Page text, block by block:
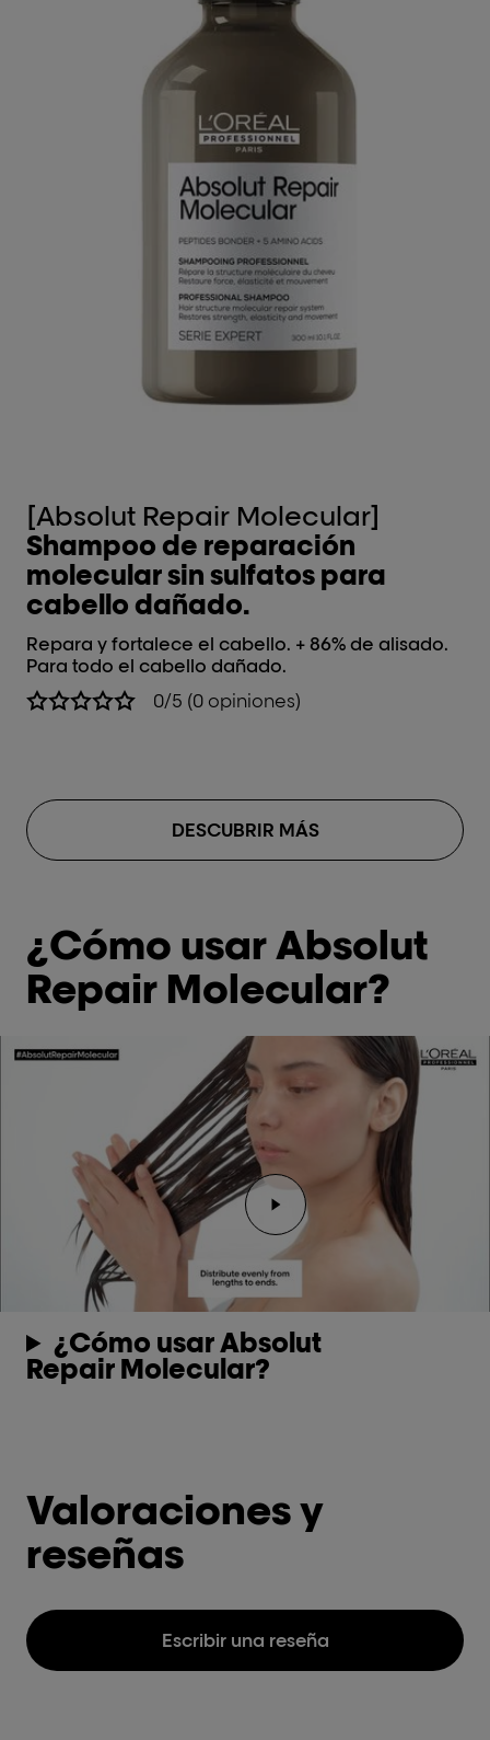
[Absolut Repair Molecular]
Shampoo de reparación
molecular sin sulfatos para
cabello dañado.
Repara y fortalece el cabello. + 86% de alisado.
Para todo el cabello dañado.
0/5 (0 opiniones)
DESCUBRIR MÁS
¿Cómo usar Absolut
Repair Molecular?
Reproducir el video
¿Cómo usar Absolut
Repair Molecular?
Valoraciones y
reseñas
Escribir una reseña